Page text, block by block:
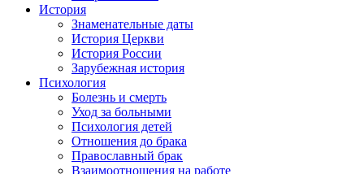
История
Знаменательные даты
История Церкви
История России
Зарубежная история
Психология
Болезнь и смерть
Уход за больными
Психология детей
Отношения до брака
Православный брак
Взаимоотношения на работе